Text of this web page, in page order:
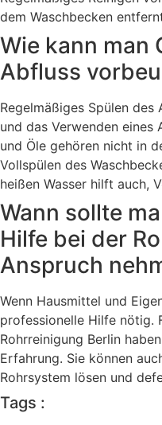
dem Waschbecken
Wie kann man
Abfluss
Regelmäßiges Spülen des
und das Verwenden
und Öle gehören nicht in
Vollspülen des
heißen Wasser hilft auch,
Wann sollte
Hilfe bei der
Anspruch
Wenn Hausmittel und
professionelle Hilfe nötig.
Rohrreinigung Berlin
Erfahrung. Sie können
Rohrsystem lösen und
Tags :